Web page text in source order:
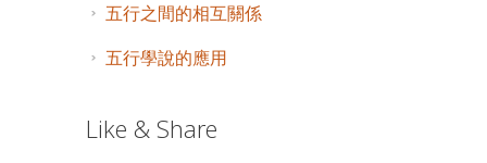
五行之間的相互關係
五行學說的應用
Like & Share